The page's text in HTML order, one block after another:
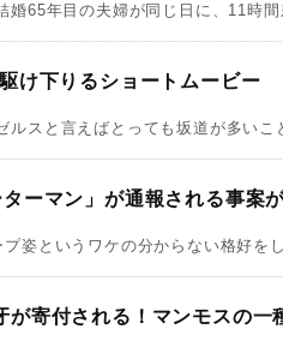
婚65年目の夫婦が同じ日に、11時
け下りるショートムービー
ルスと言えばとっても坂道が多いこ
ーマン」が通報される事案が
姿というワケの分からない格好を
が寄付される！マンモスの一